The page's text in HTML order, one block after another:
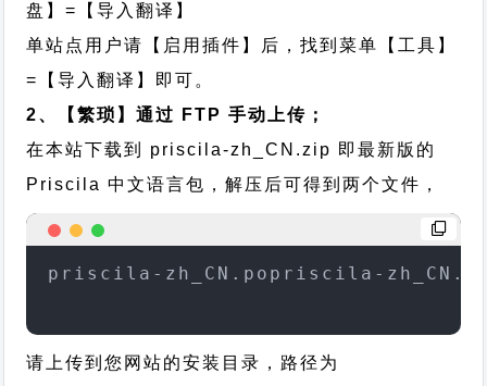
盘】=【导入翻译】
单站点用户请【启用插件】后，找到菜单【工具】
=【导入翻译】即可。
2、【繁琐】通过 FTP 手动上传；
在本站下载到 priscila-zh_CN.zip 即最新版的
Priscila 中文语言包，解压后可得到两个文件，
priscila-zh_CN.popriscila-
请上传到您网站的安装目录，路径为